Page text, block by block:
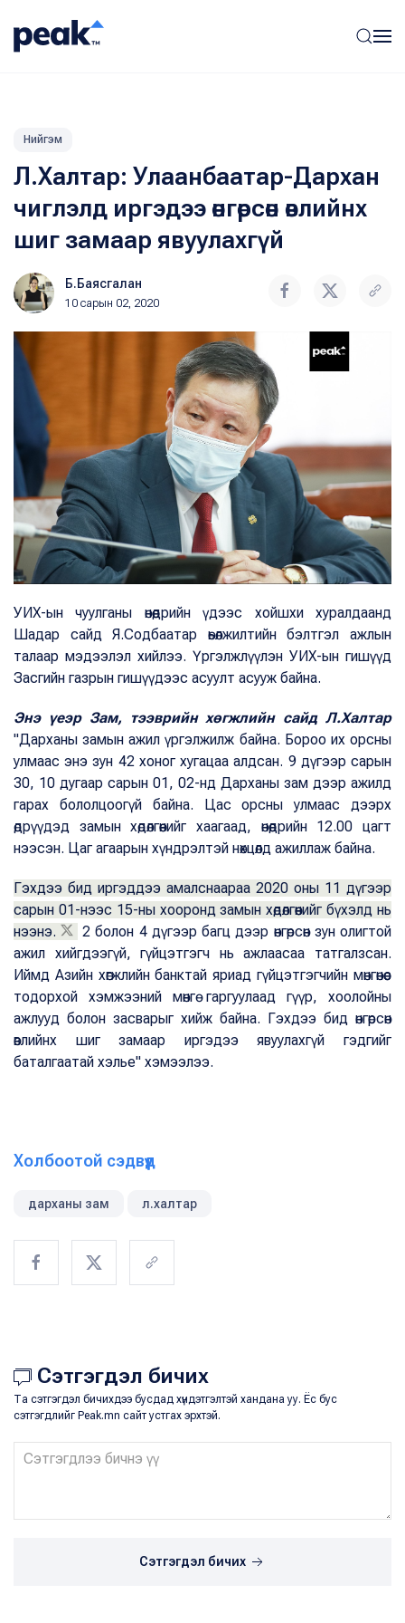
Нийгэм
Л.Халтар: Улаанбаатар-Дархан
чиглэлд иргэдээ өнгөрсөн өвлийнх
шиг замаар явуулахгүй
Б.Баясгалан
10 сарын 02, 2020
УИХ-ын чуулганы өнөөдрийн үдээс хойшхи хуралдаанд
Шадар сайд Я.Содбаатар өьөлжилтийн бэлтгэл ажлын
талаар мэдээлэл хийлээ. Үргэлжлүүлэн УИХ-ын гишүүд
Засгийн газрын гишүүдээс асуулт асууж байна.
Энэ үеэр Зам, тээврийн хөгжлийн сайд Л.Халтар
"Дарханы замын ажил үргэлжилж байна. Бороо их орсны
улмаас энэ зун 42 хоног хугацаа алдсан. 9 дүгээр сарын
30, 10 дугаар сарын 01, 02-нд Дарханы зам дээр ажилд
гарах бололцоогүй байна. Цас орсны улмаас дээрх
өдрүүдэд замын хөдөлгөөнийг хаагаад, өнөөдрийн 12.00 цагт
нээсэн. Цаг агаарын хүндрэлтэй нөхцөлд ажиллаж байна.
Гэхдээ бид иргэддээ амалснаараа 2020 оны 11 дүгээр
сарын 01-нээс 15-ны хооронд замын хөдөлгөөнийг бүхэлд нь
нээнэ.
2 болон 4 дүгээр багц дээр өнгөрсөн зун олигтой
ажил хийгдээгүй, гүйцэтгэгч нь ажлаасаа татгалзсан.
Иймд Азийн хөгжлийн банктай яриад гүйцэтгэгчийн мөнгөнөөс
тодорхой хэмжээний мөнгө гаргуулаад гүүр, хоолойны
ажлууд болон засварыг хийж байна. Гэхдээ бид өнгөрсөн
өвлийнх шиг замаар иргэдээ явуулахгүй гэдгийг
баталгаатай хэлье" хэмээлээ.
Холбоотой сэдвүүд
дарханы зам л.халтар
Сэтгэгдэл бичих
Та сэтгэгдэл бичихдээ бусдад хүндэтгэлтэй хандана уу. Ёс бус
сэтгэгдлийг Peak.mn сайт устгах эрхтэй.
Сэтгэгдэл бичих